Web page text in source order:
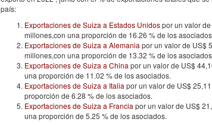
país:
Exportaciones de Suiza a Estados Unidospor un valor
millones,con una proporción de 16.26 % de los
Exportaciones de Suiza a Alemania por un valor de US$
millones,con una proporción de 13.32 % de los
Exportaciones de Suiza a China por un valor de US$
una proporción de 11.02 % de los asociados.
Exportaciones de Suiza a Italia por un valor de US$
proporción de 6.28 % de los asociados.
Exportaciones de Suiza a Francia por un valor de US$
una proporción de 5.25 % de los asociados.